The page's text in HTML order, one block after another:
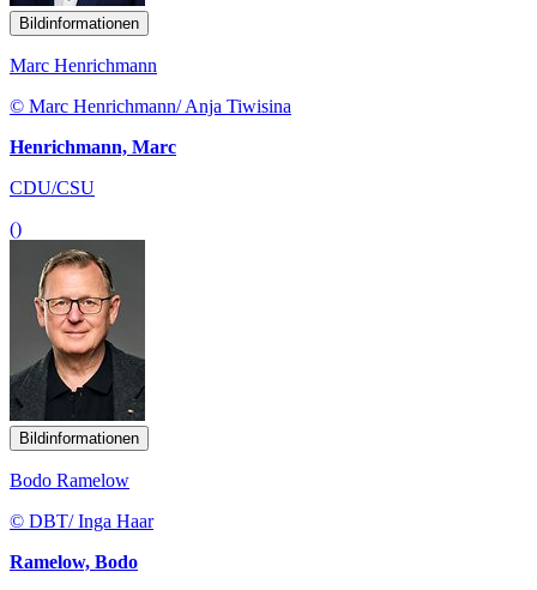
Bildinformationen
Marc Henrichmann
© Marc Henrichmann/ Anja Tiwisina
Henrichmann, Marc
CDU/CSU
()
Bildinformationen
Bodo Ramelow
© DBT/ Inga Haar
Ramelow, Bodo